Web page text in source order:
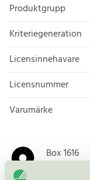
Produktgrupp
Kriteriegeneration
Licensinnehavare
Licensnummer
Varumärke
Box 1616